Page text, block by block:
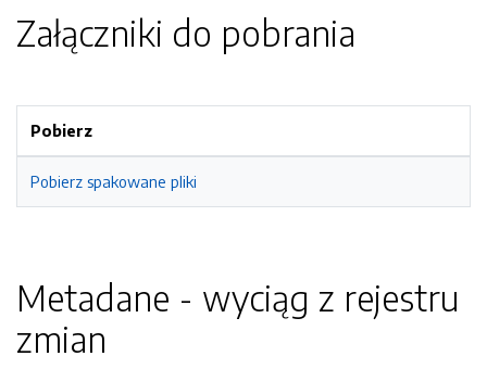
Załączniki do pobrania
Pobierz
Pobierz spakowane pliki
Metadane - wyciąg z rejestru
zmian